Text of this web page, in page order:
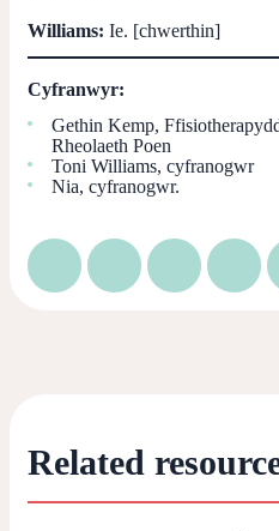
Williams: Ie. [chwerthin]
Cyfranwyr:
Gethin Kemp,
Rheolaeth Poen
Toni Williams, cyfranogwr
Nia, cyfranogwr.
Related